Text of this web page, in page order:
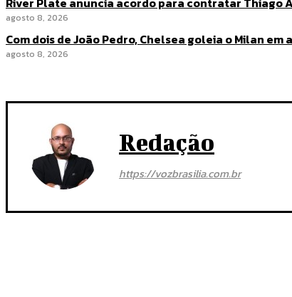
agosto 8, 2026
Com dois de João Pedro, Chelsea goleia o Milan
agosto 8, 2026
Redação
https://vozbrasilia.com.br